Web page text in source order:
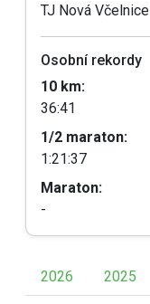
TJ Nová Včelnice
Osobní rekordy
10 km:
36:41
1/2 maraton:
1:21:37
Maraton:
-
2026 2025